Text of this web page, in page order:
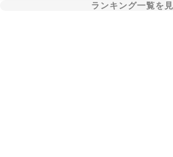
ランキング一覧を